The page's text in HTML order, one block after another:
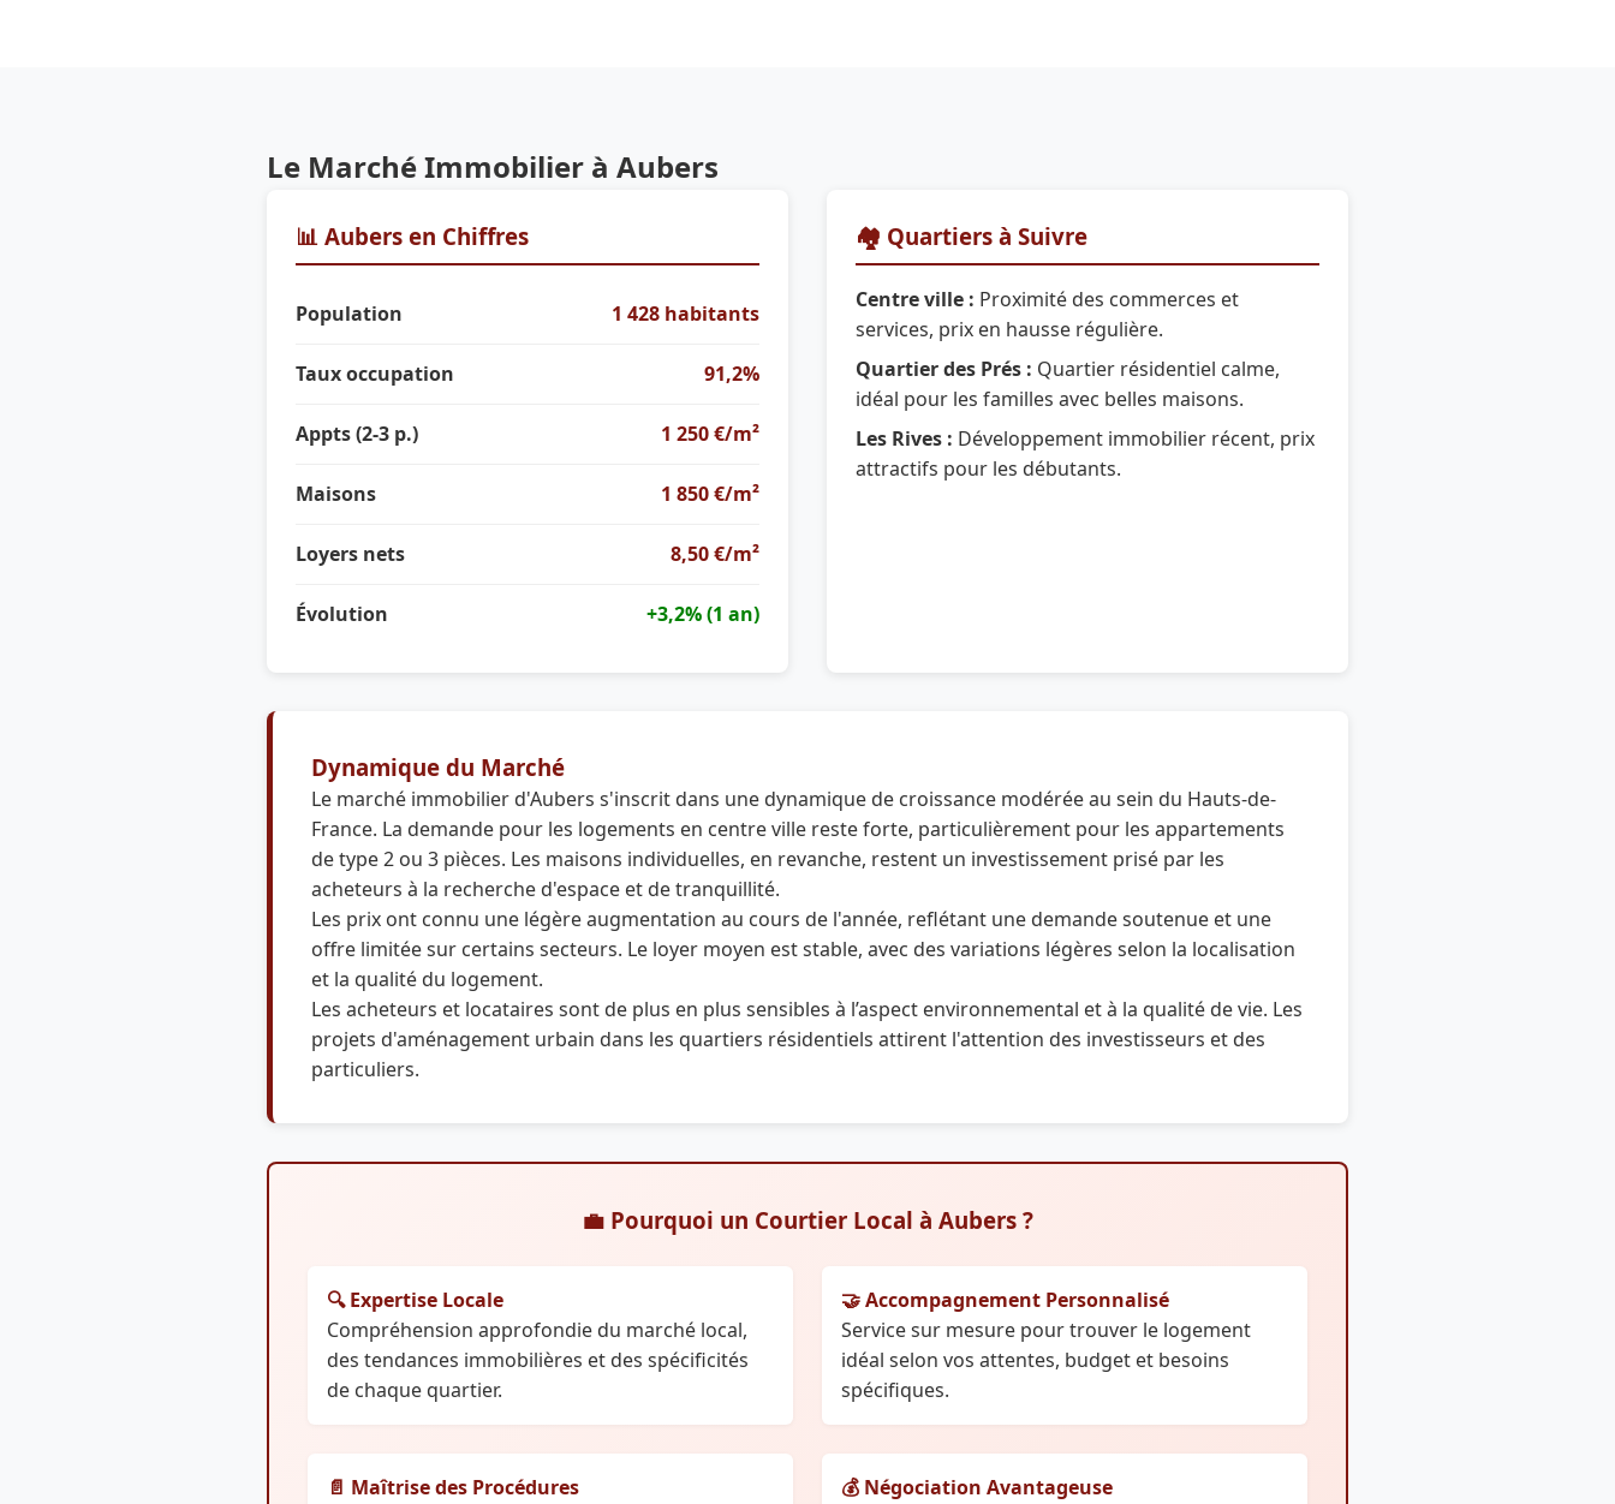
Le Marché Immobilier à Aubers
📊 Aubers en Chiffres
Population 1 428 habitants
Taux occupation 91,2%
Appts (2-3 p.) 1 250 €/m²
Maisons 1 850 €/m²
Loyers nets 8,50 €/m²
Évolution +3,2% (1 an)
🏘️ Quartiers à Suivre
Centre ville : Proximité des commerces et
services, prix en hausse régulière.
Quartier des Prés : Quartier résidentiel calme,
idéal pour les familles avec belles maisons.
Les Rives : Développement immobilier récent, prix
attractifs pour les débutants.
Dynamique du Marché
Le marché immobilier d'Aubers s'inscrit dans une dynamique de croissance modérée au sein du Hauts-de-
France. La demande pour les logements en centre ville reste forte, particulièrement pour les appartements
de type 2 ou 3 pièces. Les maisons individuelles, en revanche, restent un investissement prisé par les
acheteurs à la recherche d'espace et de tranquillité.
Les prix ont connu une légère augmentation au cours de l'année, reflétant une demande soutenue et une
offre limitée sur certains secteurs. Le loyer moyen est stable, avec des variations légères selon la localisation
et la qualité du logement.
Les acheteurs et locataires sont de plus en plus sensibles à l’aspect environnemental et à la qualité de vie. Les
projets d'aménagement urbain dans les quartiers résidentiels attirent l'attention des investisseurs et des
particuliers.
💼 Pourquoi un Courtier Local à Aubers ?
🔍 Expertise Locale
Compréhension approfondie du marché local,
des tendances immobilières et des spécificités
de chaque quartier.
🤝 Accompagnement Personnalisé
Service sur mesure pour trouver le logement
idéal selon vos attentes, budget et besoins
spécifiques.
📄 Maîtrise des Procédures 💰 Négociation Avantageuse